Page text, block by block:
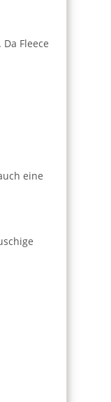
Fleece
eine